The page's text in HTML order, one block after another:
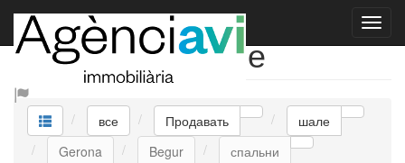
Продавать шале
все Продавать
шале
Gerona
Begur спальни
VILLA ISABEL
шале
Begur
3 спальни
HUTG_001181 | ссылка V0055 | Продавать